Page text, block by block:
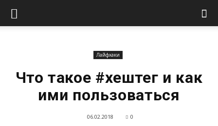
Лайфхаки
Что такое #хештег и как
ими пользоваться
06.02.2018 0